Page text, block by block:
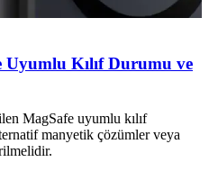
Kılıf Durumu ve
MagSafe uyumlu kılıf
manyetik çözümler veya